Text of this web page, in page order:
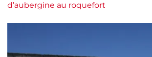
d’aubergine au roquefort